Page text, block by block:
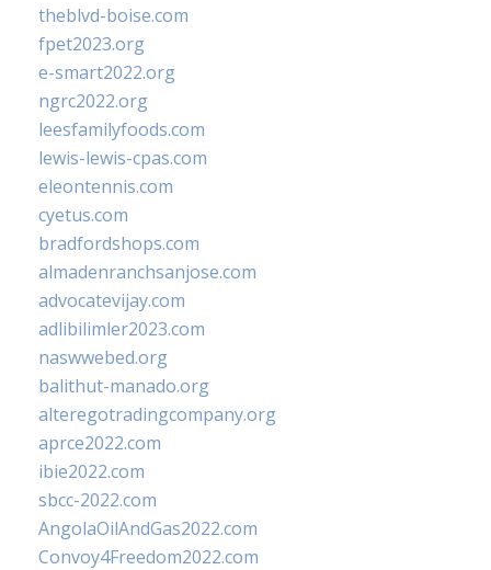
theblvd-boise.com
fpet2023.org
e-smart2022.org
ngrc2022.org
leesfamilyfoods.com
lewis-lewis-cpas.com
eleontennis.com
cyetus.com
bradfordshops.com
almadenranchsanjose.com
advocatevijay.com
adlibilimler2023.com
naswwebed.org
balithut-manado.org
alteregotradingcompany.org
aprce2022.com
ibie2022.com
sbcc-2022.com
AngolaOilAndGas2022.com
Convoy4Freedom2022.com